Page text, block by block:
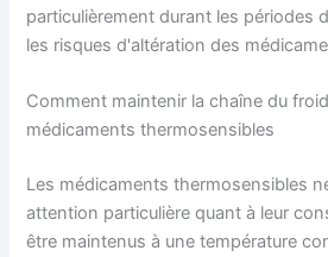
particulièrement durant les périodes
les risques d'altération des
Comment maintenir la chaîne du
médicaments thermosensibles
Les médicaments thermosensibles
attention particulière quant à leur
être maintenus à une température